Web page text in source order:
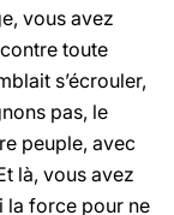
vous avez
toute
s’écrouler,
pas, le
peuple, avec
là, vous avez
la force pour ne